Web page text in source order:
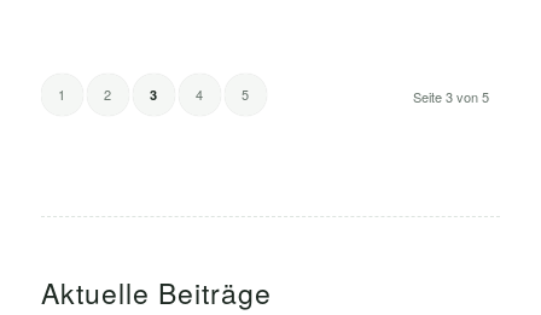
Seite 3 von 5
1 2 3 4 5
Aktuelle Beiträge